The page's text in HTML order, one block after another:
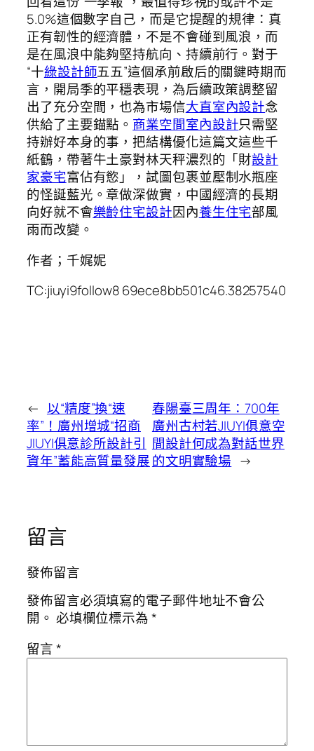
5.0%這個數字自己，而是它提醒的規律：真
正有韌性的經濟體，不是不會碰到風浪，而
是在風浪中能夠堅持航向、持續前行。對于
“十綠設計師五五”這個承前啟后的關鍵時期而
言，開局季的平穩表現，為后續政策調整留
出了充分空間，也為市場信大直室內設計念
供給了主要錨點。 商業空間室內設計只需堅
持辦好本身的事，把結構優化這篇文這些千
紙鶴，帶著牛土豪對林天秤濃烈的「財設計
家豪宅富佔有慾」，試圖包裹並壓制水瓶座
的怪誕藍光。章做深做實，中國經濟的長期
向好就不會樂齡住宅設計因內養生住宅部風
雨而改變。
作者；千娓妮
TC:jiuyi9follow8 69ece8bb501c46.38257540
← 以“精度”換“速
率”！廣州增城“招商
JIUYI俱意診所設計引
資年”蓄能高質量發展
春陽臺三周年：700年
廣州古村若JIUYI俱意空
間設計何成為對話世界
的文明實驗場 →
留言
發佈留言
發佈留言必須填寫的電子郵件地址不會公
開。 必填欄位標示為*
留言*